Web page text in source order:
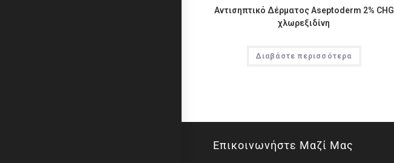
Αντισηπτικό Δέρματος Aseptoderm 2% CHG
χλωρεξιδίνη
Διαβάστε περισσότερα
Επικοινωνήστε Μαζί Μας